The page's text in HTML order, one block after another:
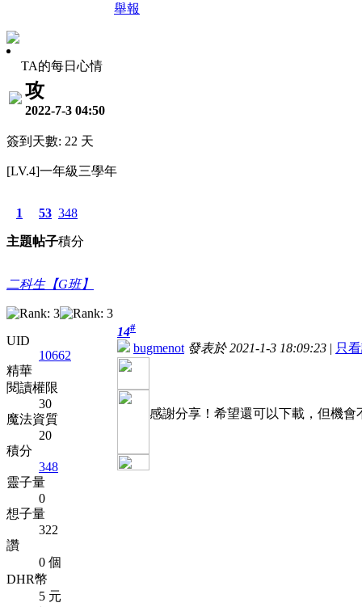
舉報
TA的每日心情
攻
2022-7-3 04:50
簽到天數: 22 天
[LV.4]一年級三學年
1
主題
53
帖子
348
積分
二科生【G班】
UID
10662
精華
閱讀權限
30
魔法資質
20
積分
348
靈子量
0
想子量
322
讚
0 個
DHR幣
5 元
14#
bugmenot 發表於 2021-1-3 18:09:23 | 只
感謝分享！希望還可以下載，但機會